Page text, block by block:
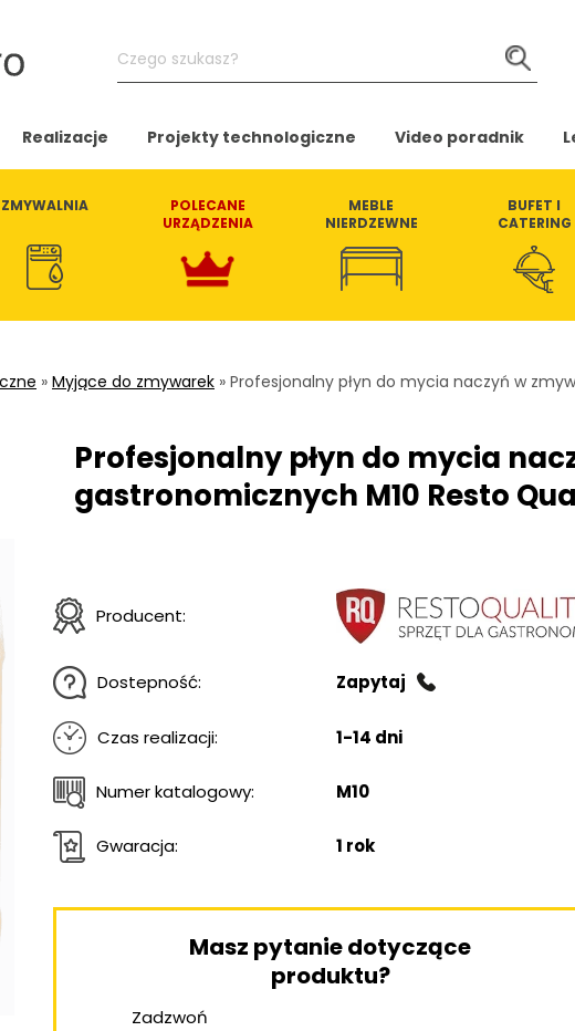
Czego
szukasz?
Realizacje Projekty technologiczne Video poradnik
ZMYWALNIA
POLECANE
URZĄDZENIA
MEBLE
NIERDZEWNE
BUFET I
CATERING
» Myjące do zmywarek » Profesjonalny płyn do mycia naczyń w
Profesjonalny płyn do mycia
gastronomicznych M10 Resto
Producent:
Dostepność: Zapytaj
Czas realizacji: 1-14 dni
Numer katalogowy: M10
Gwaracja: 1 rok
Masz pytanie dotyczące
produktu?
Zadzwoń